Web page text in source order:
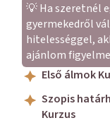
💡 Ha szeretnél
gyermekedről
hitelességgel,
ajánlom
Első álmok
Szopis
Kurzus